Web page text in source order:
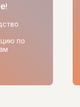
по